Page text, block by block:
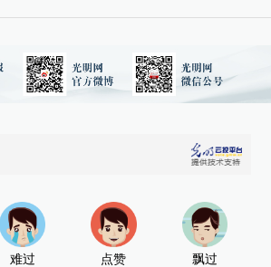
难过 点赞 飘过